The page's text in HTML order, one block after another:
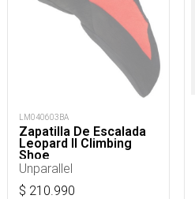
LM040603BA
Zapatilla De Escalada
Leopard II Climbing
Shoe
Unparallel
$ 210.990